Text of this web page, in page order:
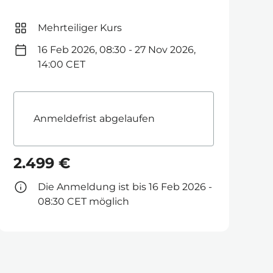
Mehrteiliger Kurs
16 Feb 2026, 08:30 - 27 Nov 2026,
14:00 CET
Anmeldefrist abgelaufen
2.499 €
Die Anmeldung ist bis 16 Feb 2026 -
08:30 CET möglich